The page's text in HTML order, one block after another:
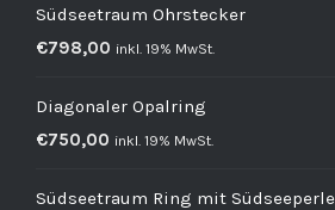
Südseetraum Ohrstecker
€798,00 inkl. 19% MwSt.
Diagonaler Opalring
€750,00 inkl. 19% MwSt.
Südseetraum Ring mit Südseeperle